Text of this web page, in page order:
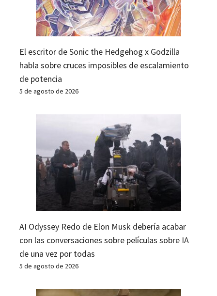
El escritor de Sonic the Hedgehog x Godzilla
habla sobre cruces imposibles de escalamiento
de potencia
5 de agosto de 2026
AI Odyssey Redo de Elon Musk debería acabar
con las conversaciones sobre películas sobre IA
de una vez por todas
5 de agosto de 2026